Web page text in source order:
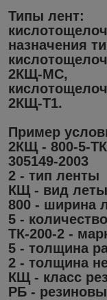
Типы лент:
назначения
2КЩ-МС,
2КЩ-Т1.
Пример
2КЩ - 800-5-
305149-2003
2 - тип ленты
КЩ - вид
800 - ширина
5 -
ТК-200-2 -
5 - толщина
2 - толщина
КЩ - класс
РБ -